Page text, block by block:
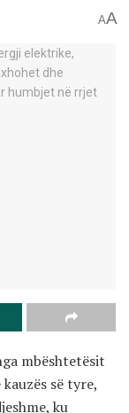
AA
mbështetësit
së tyre,
ku